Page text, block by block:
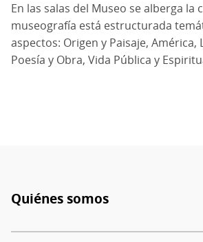
En las salas del Museo se alberga la
museografía está estructurada
aspectos: Origen y Paisaje, América,
Poesía y Obra, Vida Pública y
Pie
de
Quiénes somos